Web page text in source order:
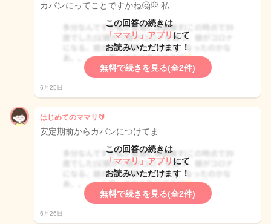
カバンにってことですかね🤔💭 私…
この回答の続きは
「ママリ」アプリ にて
お読みいただけます！
無料で続きを見る(全2件)
6月25日
はじめてのママリ🔰
安定期前からカバンにつけてま…
この回答の続きは
「ママリ」アプリ にて
お読みいただけます！
無料で続きを見る(全2件)
6月26日